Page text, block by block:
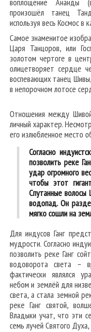
воплощение Ананды
произошёл танец
используя весь Космос в
Самое знаменитое
Царя Танцоров, или
золотом чертоге в
олицетворяет сердце
воспевающих танец
в непорочном лотосе
Отношения между
личный характер.
его излюбленное место
Согласно
позволить реке
удар огромного
чтобы этот
Спутанные волосы
водопад. Он
мягко сошли на
Для индусов Ганг
мудрости. Согласно
позволить реке Ганг
водоворота света –
фактически являлся
небом и землёй для
света, а стала земной
реке Ганг святой,
Владыки учат, что эти
семь лучей Святого